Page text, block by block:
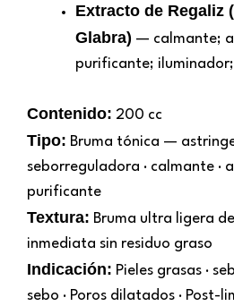
Extracto de Regaliz
Glabra) — calmante;
purificante;
Contenido: 200 cc
Tipo: Bruma tónica —
seborreguladora · calmante ·
purificante
Textura: Bruma ultra ligera
inmediata sin residuo graso
Indicación: Pieles grasas ·
sebo · Poros dilatados · Post-